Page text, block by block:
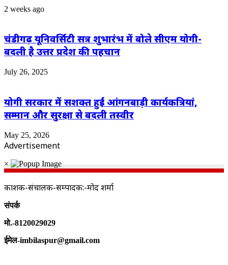
2 weeks ago
चंडीगढ़ यूनिवर्सिटी सत्र शुभारंभ में बोले सीएम योगी-
बदली है उत्तर प्रदेश की पहचान
July 26, 2025
योगी सरकार में सशक्त हुईं आंगनबाड़ी कार्यकत्रियां,
सम्मान और सुरक्षा से बदली तस्वीर
May 25, 2026
Advertisement
×
प्रकाशक-संचालक-सम्पादक:-प्रमोद शर्मा
संपर्क
मो.-8120029029
ईमेल-imbilaspur@gmail.com